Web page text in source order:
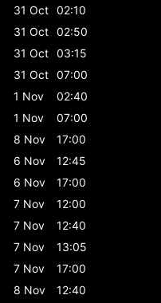
31 Oct 02:10
31 Oct 02:50
31 Oct 03:15
31 Oct 07:00
1 Nov
02:40
1 Nov
07:00
8 Nov
17:00
6 Nov
12:45
6 Nov
17:00
7 Nov
12:00
7 Nov
12:40
7 Nov
13:05
7 Nov
17:00
8 Nov
12:40